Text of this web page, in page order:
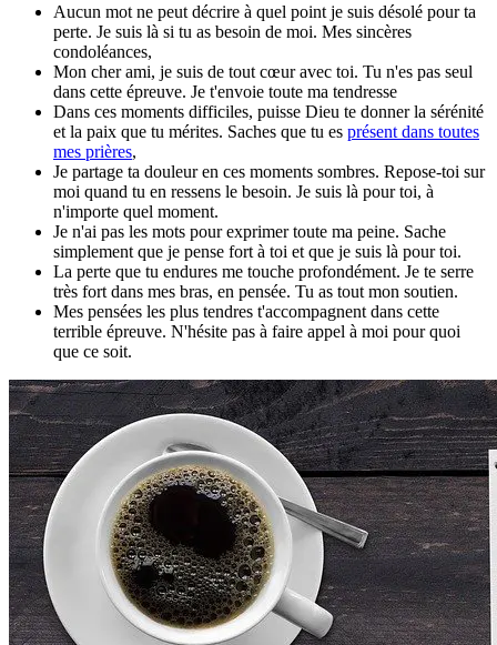
Aucun mot ne peut décrire à quel point je suis désolé pour ta
perte. Je suis là si tu as besoin de moi. Mes sincères
condoléances,
Mon cher ami, je suis de tout cœur avec toi. Tu n'es pas seul
dans cette épreuve. Je t'envoie toute ma tendresse
Dans ces moments difficiles, puisse Dieu te donner la sérénité
et la paix que tu mérites. Saches que tu es présent dans toutes
mes prières,
Je partage ta douleur en ces moments sombres. Repose-toi sur
moi quand tu en ressens le besoin. Je suis là pour toi, à
n'importe quel moment.
Je n'ai pas les mots pour exprimer toute ma peine. Sache
simplement que je pense fort à toi et que je suis là pour toi.
La perte que tu endures me touche profondément. Je te serre
très fort dans mes bras, en pensée. Tu as tout mon soutien.
Mes pensées les plus tendres t'accompagnent dans cette
terrible épreuve. N'hésite pas à faire appel à moi pour quoi
que ce soit.